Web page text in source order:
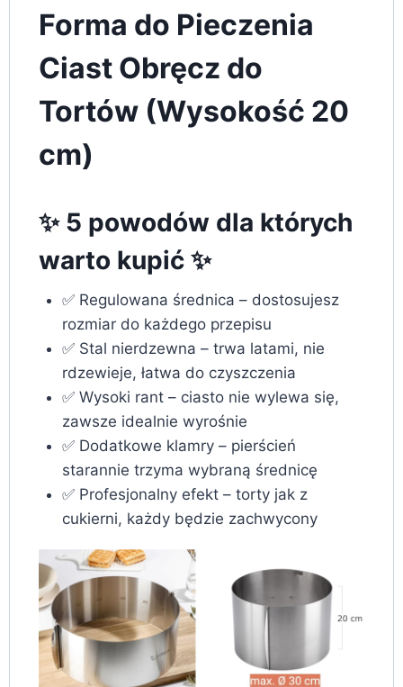
Forma do Pieczenia
Ciast Obręcz do
Tortów (Wysokość 20
cm)
✨ 5 powodów dla których
warto kupić ✨
✅ Regulowana średnica – dostosujesz
rozmiar do każdego przepisu
✅ Stal nierdzewna – trwa latami, nie
rdzewieje, łatwa do czyszczenia
✅ Wysoki rant – ciasto nie wylewa się,
zawsze idealnie wyrośnie
✅ Dodatkowe klamry – pierścień
starannie trzyma wybraną średnicę
✅ Profesjonalny efekt – torty jak z
cukierni, każdy będzie zachwycony